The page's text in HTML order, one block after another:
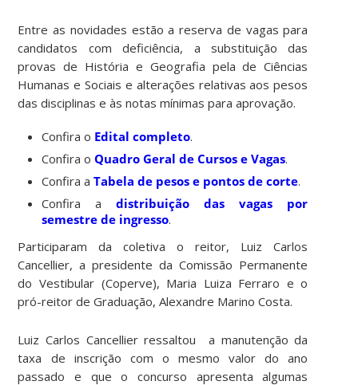
Entre as novidades estão a reserva de vagas para
candidatos com deficiência, a substituição das
provas de História e Geografia pela de Ciências
Humanas e Sociais e alterações relativas aos pesos
das disciplinas e às notas mínimas para aprovação.
Confira o Edital completo.
Confira oQuadro Geral de Cursos e Vagas.
Confira aTabela de pesos e pontos de corte.
Confira adistribuição das vagas por
semestre de ingresso.
Participaram da coletiva o reitor, Luiz Carlos
Cancellier, a presidente da Comissão Permanente
do Vestibular (Coperve), Maria Luiza Ferraro e o
pró-reitor de Graduação, Alexandre Marino Costa.
Luiz Carlos Cancellier ressaltou a manutenção da
taxa de inscrição com o mesmo valor do ano
passado e que o concurso apresenta algumas